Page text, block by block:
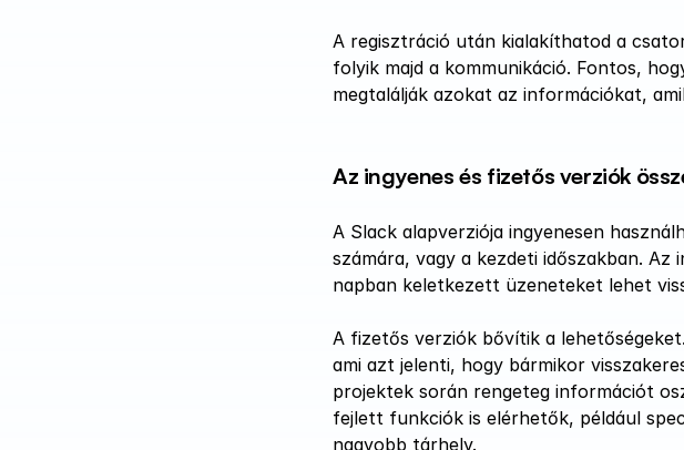
A regisztráció után kialakíthatod a
folyik majd a kommunikáció. Fontos,
megtalálják azokat az információkat,
Az ingyenes és fizetős verziók
A Slack alapverziója ingyenesen
számára, vagy a kezdeti időszakban.
napban keletkezett üzeneteket lehet
A fizetős verziók bővítik a
ami azt jelenti, hogy bármikor
projektek során rengeteg információt
fejlett funkciók is elérhetők, például
nagyobb tárhely.